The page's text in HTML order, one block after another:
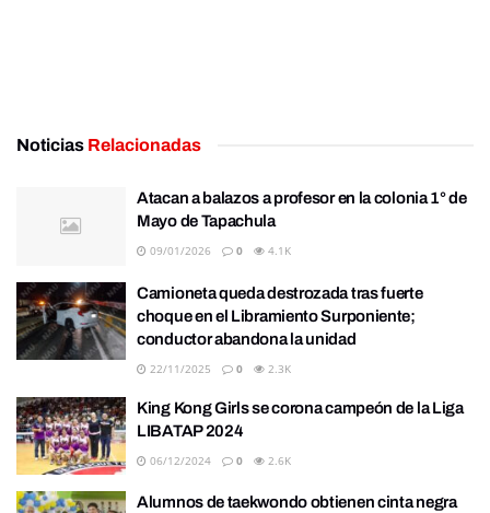
Noticias Relacionadas
Atacan a balazos a profesor en la colonia 1° de
Mayo de Tapachula
09/01/2026 0 4.1K
Camioneta queda destrozada tras fuerte
choque en el Libramiento Surponiente;
conductor abandona la unidad
22/11/2025 0 2.3K
King Kong Girls se corona campeón de la Liga
LIBATAP 2024
06/12/2024 0 2.6K
Alumnos de taekwondo obtienen cinta negra